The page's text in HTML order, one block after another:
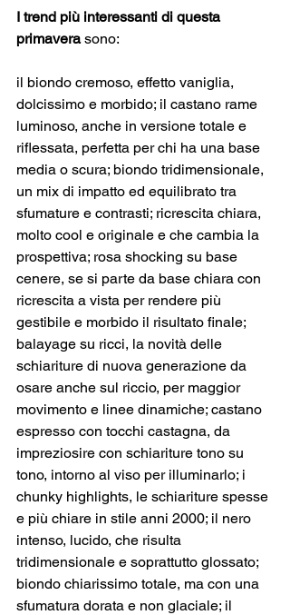
I trend più interessanti di questa
primavera sono:
il biondo cremoso, effetto vaniglia,
dolcissimo e morbido; il castano rame
luminoso, anche in versione totale e
riflessata, perfetta per chi ha una base
media o scura; biondo tridimensionale,
un mix di impatto ed equilibrato tra
sfumature e contrasti; ricrescita chiara,
molto cool e originale e che cambia la
prospettiva; rosa shocking su base
cenere, se si parte da base chiara con
ricrescita a vista per rendere più
gestibile e morbido il risultato finale;
balayage su ricci, la novità delle
schiariture di nuova generazione da
osare anche sul riccio, per maggior
movimento e linee dinamiche; castano
espresso con tocchi castagna, da
impreziosire con schiariture tono su
tono, intorno al viso per illuminarlo; i
chunky highlights, le schiariture spesse
e più chiare in stile anni 2000; il nero
intenso, lucido, che risulta
tridimensionale e soprattutto glossato;
biondo chiarissimo totale, ma con una
sfumatura dorata e non glaciale; il